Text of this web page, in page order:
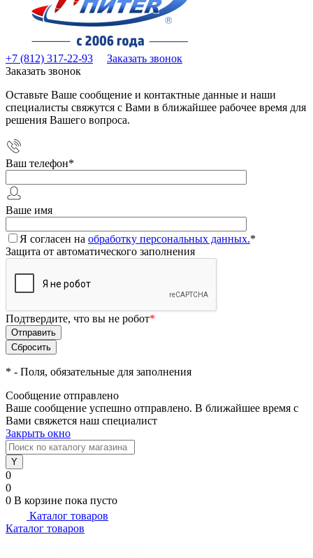
+7 (812) 317-22-93
Заказать звонок
Заказать звонок
Оставьте Ваше сообщение и контактные данные и наши
специалисты свяжутся с Вами в ближайшее рабочее время для
решения Вашего вопроса.
Ваш телефон*
Ваше имя
Я согласен на обработку персональных данных.*
Защита от автоматического заполнения
Подтвердите, что вы не робот*
* - Поля, обязательные для заполнения
Сообщение отправлено
Ваше сообщение успешно отправлено. В ближайшее время с
Вами свяжется наш специалист
Закрыть окно
0
0
0 В корзине пока пусто
Каталог товаров
Каталог товаров